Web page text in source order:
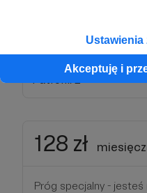
Ustawienia
Akceptuję i
mieć realny wpływ na
Patroni: 2
128 zł
Próg specjalny -